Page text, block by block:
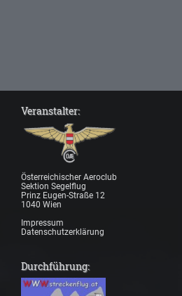
Veranstalter:
Österreichischer Aeroclub
Sektion Segelflug
Prinz Eugen-Straße 12
1040 Wien
Impressum
Datenschutzerklärung
Durchführung: